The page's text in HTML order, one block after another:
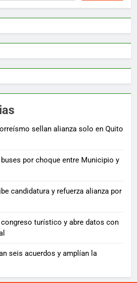
sellan alianza solo en Quito
por choque entre Municipio y
candidatura y refuerza alianza por
turístico y abre datos con
seis acuerdos y amplían la